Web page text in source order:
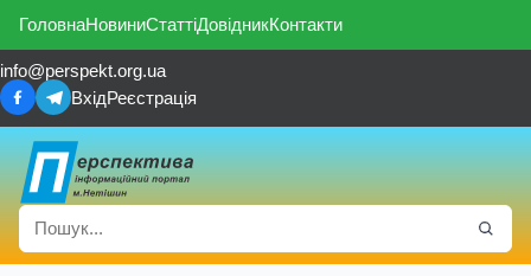
ГоловнаНовиниСтаттіДовідникКонтакти
info@perspekt.org.ua
ВхідРеєстрація